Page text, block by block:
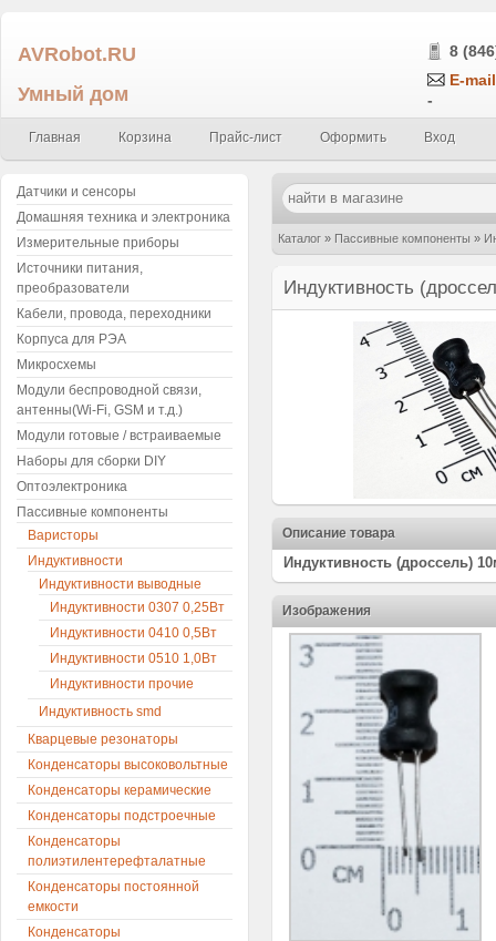
AVRobot.RU
Умный дом
8
E-
-
Главная Корзина Прайс-лист Оформить Вход
Каталог » Пассивные компоненты »
Индуктивность
Описание товара
Индуктивность (дроссель)
Изображения
Датчики и сенсоры
Домашняя техника и электроника
Измерительные приборы
Источники питания,
преобразователи
Кабели, провода, переходники
Корпуса для РЭА
Микросхемы
Модули беспроводной связи,
антенны(Wi-Fi, GSM и т.д.)
Модули готовые / встраиваемые
Наборы для сборки DIY
Оптоэлектроника
Пассивные компоненты
Варисторы
Индуктивности
Индуктивности выводные
Индуктивности 0307 0,25Вт
Индуктивности 0410 0,5Вт
Индуктивности 0510 1,0Вт
Индуктивности прочие
Индуктивность smd
Кварцевые резонаторы
Конденсаторы высоковольтные
Конденсаторы керамические
Конденсаторы подстроечные
Конденсаторы
полиэтилентерефталатные
Конденсаторы постоянной
емкости
Конденсаторы